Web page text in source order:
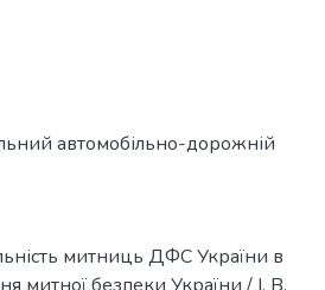
автомобільно-дорожній
митниць ДФС України в